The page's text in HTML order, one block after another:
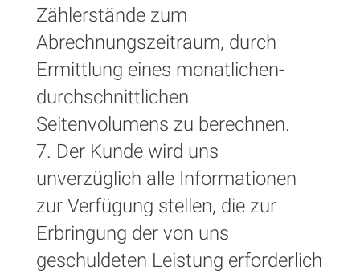
Zählerstände zum
Abrechnungszeitraum, durch
Ermittlung eines monatlichen-
durchschnittlichen
Seitenvolumens zu berechnen.
7. Der Kunde wird uns
unverzüglich alle Informationen
zur Verfügung stellen, die zur
Erbringung der von uns
geschuldeten Leistung erforderlich